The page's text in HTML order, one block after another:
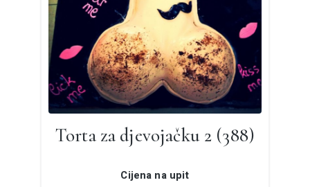
Torta za djevojačku 2 (388)
Cijena na upit